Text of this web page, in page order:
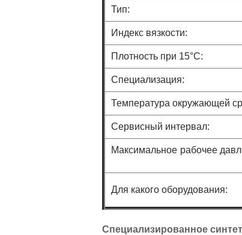
Тип:
Индекс вязкости:
Плотность при 15°C:
Специализация:
Температура окружающей
Сервисный интервал:
Максимальное рабочее
Для какого оборудования:
Специализированное